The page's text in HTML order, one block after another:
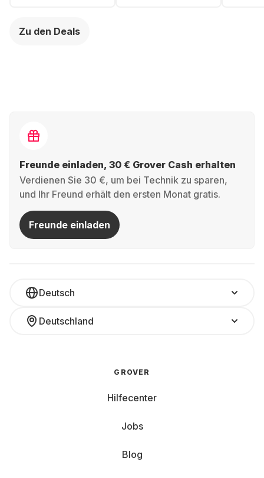
Zu den Deals
Freunde einladen, 30 € Grover Cash erhalten
Verdienen Sie 30 €, um bei Technik zu sparen,
und Ihr Freund erhält den ersten Monat gratis.
Freunde einladen
Deutsch
Deutschland
GROVER
Hilfecenter
Jobs
Blog